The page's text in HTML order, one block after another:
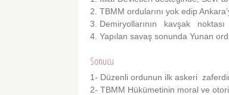
2. TBMM ordularını yok edip
3. Demiryollarının kavşak noktası
4. Yapılan savaş sonunda Yunan
Sonucu
1- Düzenli ordunun ilk askeri
2- TBMM Hükümetinin moral ve